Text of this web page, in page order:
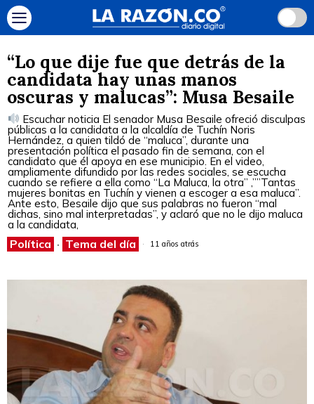
“Lo que dije fue que detrás de la
candidata hay unas manos
oscuras y malucas”: Musa Besaile
Escuchar noticia El senador Musa Besaile ofreció disculpas
públicas a la candidata a la alcaldía de Tuchín Noris
Hernández, a quien tildó de “maluca”, durante una
presentación política el pasado fin de semana, con el
candidato que él apoya en ese municipio. En el video,
ampliamente difundido por las redes sociales, se escucha
cuando se refiere a ella como “La Maluca, la otra” ,””Tantas
mujeres bonitas en Tuchín y vienen a escoger a esa maluca”.
Ante esto, Besaile dijo que sus palabras no fueron “mal
dichas, sino mal interpretadas”, y aclaró que no le dijo maluca
a la candidata,
Política · Tema del día 11 años atrás